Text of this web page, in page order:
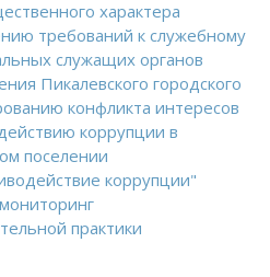
характера
требований к служебному
служащих органов
Пикалевского городского
конфликта интересов
коррупции в
поселении
коррупции"
практики